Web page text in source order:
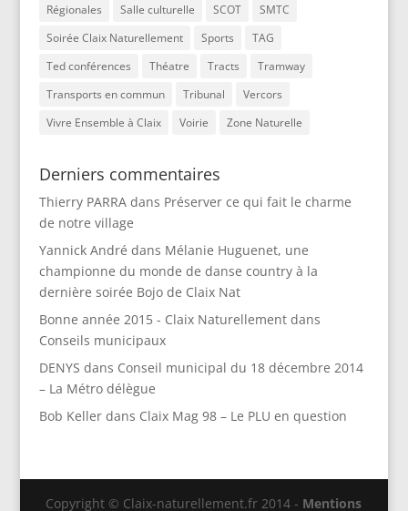
Régionales
Salle culturelle SCOT
SMTC
Soirée Claix Naturellement
Sports
TAG
Ted conférences
Théatre Tracts
Tramway
Transports en commun
Tribunal
Vercors
Vivre Ensemble à Claix
Voirie Zone Naturelle
Derniers commentaires
Thierry PARRAdans Préserver ce qui fait le charme
de notre village
Yannick André dans Mélanie Huguenet, une
championne du monde de danse country à la
dernière soirée Bojo de Claix Nat
Bonne année 2015 - Claix Naturellementdans
Conseils municipaux
DENYS dans Conseil municipal du 18 décembre 2014
– La Métro délègue
Bob Kellerdans Claix Mag 98 – Le PLU en question
Copyright © Claix-naturellement.fr 2014 - Mentions